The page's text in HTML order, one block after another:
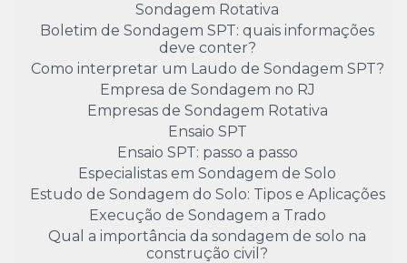
Sondagem Rotativa
Boletim de Sondagem SPT: quais informações
deve conter?
Como interpretar um Laudo de Sondagem SPT?
Empresa de Sondagem no RJ
Empresas de Sondagem Rotativa
Ensaio SPT
Ensaio SPT: passo a passo
Especialistas em Sondagem de Solo
Estudo de Sondagem do Solo: Tipos e Aplicações
Execução de Sondagem a Trado
Qual a importância da sondagem de solo na
construção civil?